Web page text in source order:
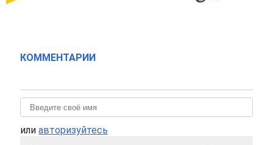
КОММЕНТАРИИ
или авторизуйтесь